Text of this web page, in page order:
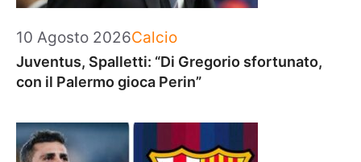
10 Agosto 2026Categorie
Calcio
Juventus, Spalletti: “Di Gregorio sfortunato,
con il Palermo gioca Perin”